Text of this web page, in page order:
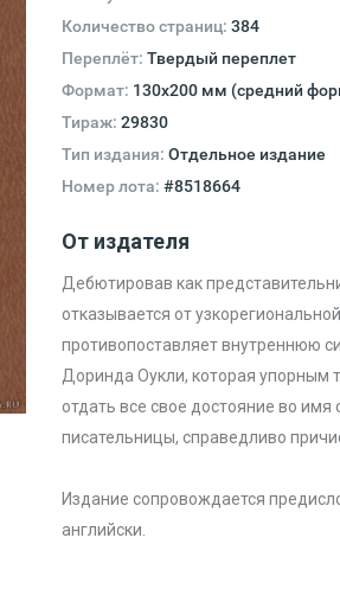
Количество страниц: 384
Переплёт: Твердый переплет
Формат: 130х200 мм (средний
Тираж: 29830
Тип издания: Отдельное издание
Номер лота: #8518664
От издателя
Дебютировав как
отказывается от
противопоставляет внутреннюю
Доринда Оукли, которая упорным
отдать все свое достояние во
писательницы, справедливо
Издание сопровождается
английски.